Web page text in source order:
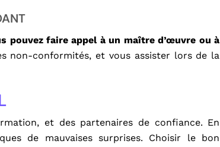
pouvez faire appel à un maître d’œuvre ou à
non-conformités, et vous assister lors de la
et des partenaires de confiance. En
de mauvaises surprises. Choisir le bon